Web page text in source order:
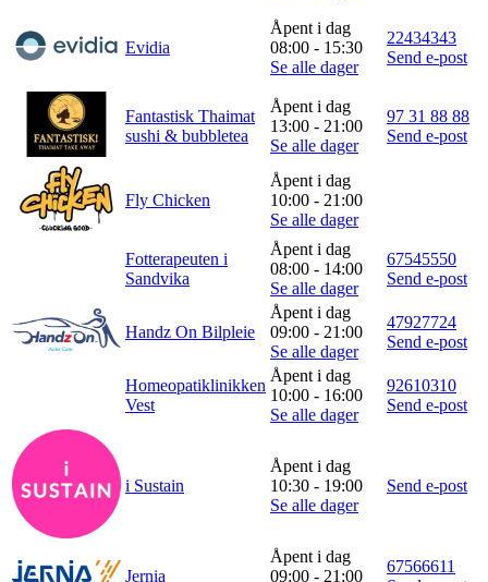
Evidia
Åpent i dag
08:00 - 15:30
Se alle dager
22434343
Send e-post
Fantastisk Thaimat
sushi & bubbletea
Åpent i dag
13:00 - 21:00
Se alle dager
97 31 88 88
Send e-post
Fly Chicken
Åpent i dag
10:00 - 21:00
Se alle dager
Fotterapeuten i
Sandvika
Åpent i dag
08:00 - 14:00
Se alle dager
67545550
Send e-post
Handz On Bilpleie
Åpent i dag
09:00 - 21:00
Se alle dager
47927724
Send e-post
Homeopatiklinikken
Vest
Åpent i dag
10:00 - 16:00
Se alle dager
92610310
Send e-post
i Sustain
Åpent i dag
10:30 - 19:00
Se alle dager
Send e-post
Jernia
Åpent i dag
09:00 - 21:00
67566611